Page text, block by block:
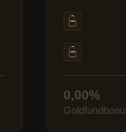
0,00%